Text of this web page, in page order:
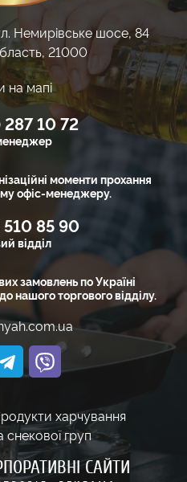
Немирівське шосе, 84
21000
на мапі
моменти прохання
офіс-менеджеру.
287 10 72
відділ
замовлень по Україні
нашого торгового відділу.
510 85 90
харчування
снекової груп
САЙТИ